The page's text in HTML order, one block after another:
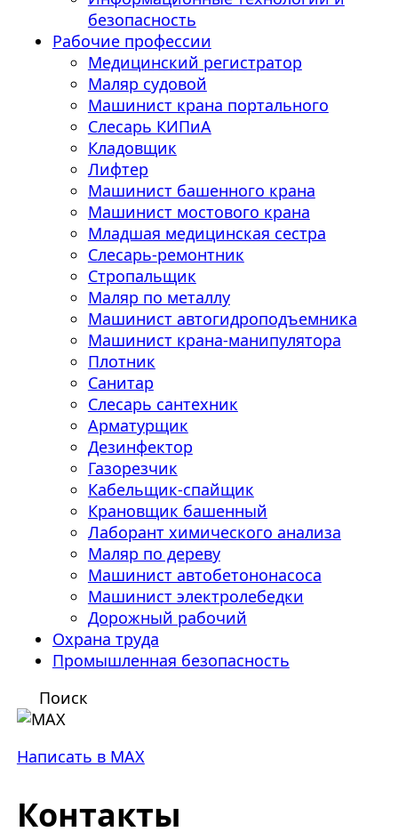
безопасность
Рабочие профессии
Медицинский регистратор
Маляр судовой
Машинист крана портального
Слесарь КИПиА
Кладовщик
Лифтер
Машинист башенного крана
Машинист мостового крана
Младшая медицинская сестра
Слесарь-ремонтник
Стропальщик
Маляр по металлу
Машинист автогидроподъемника
Машинист крана-манипулятора
Плотник
Санитар
Слесарь сантехник
Арматурщик
Дезинфектор
Газорезчик
Кабельщик-спайщик
Крановщик башенный
Лаборант химического анализа
Маляр по дереву
Машинист автобетононасоса
Машинист электролебедки
Дорожный рабочий
Охрана труда
Промышленная безопасность
Поиск
Написать в MAX
Контакты